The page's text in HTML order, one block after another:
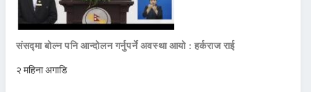
संसद्मा बोल्न पनि आन्दोलन गर्नुपर्ने अवस्था आयो : हर्कराज राई
२ महिना अगाडि